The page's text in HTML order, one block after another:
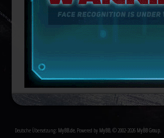
Deutsche Übersetzung: MyBB.de, Powered by MyBB, © 2002-2026 MyBB Group.